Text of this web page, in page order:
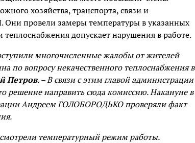
хозяйства, транспорта, связи и
Они провели замеры температуры в указанных
допускает нарушения в работе.
многочисленные жалобы от жителей
по вопросу некачественного теплоснабжения в
Петров. – В связи с этим главой администрации
направить сюда комиссию. Накануне в
Андреем ГОЛОБОРОДЬКО проверяли факт
температурный режим работы.